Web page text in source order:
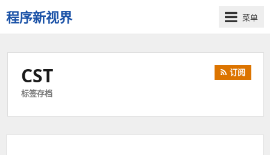
程序新视界
开
启
新
菜单
CST
标签存档
订阅